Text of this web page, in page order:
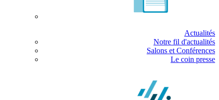
Actualités
Notre fil d'actualités
Salons et Conférences
Le coin presse